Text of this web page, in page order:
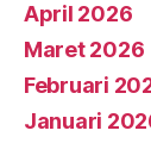
April 2026
Maret 2026
Februari
Januari